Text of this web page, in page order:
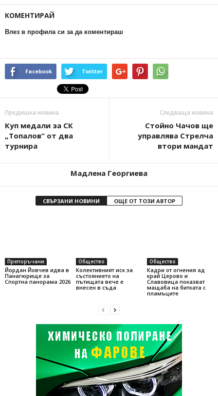
КОМЕНТИРАЙ
Влез в профила си за да коментираш
Facebook Twitter
Предишна новина
Куп медали за СК
„Топалов“ от два
турнира
Следваща новина
Стойно Чачов ще
управлява Стрелча
втори мандат
Мадлена Георгиева
СВЪРЗАНИ НОВИНИ ОЩЕ ОТ ТОЗИ АВТОР
Препоръчани
Йордан Йовчев идва в
Панагюрище за
Спортна панорама 2026
Общество
Колективният иск за
състоянието на
пътищата вече е
внесен в съда
Общество
Кадри от огнения ад
край Церово и
Славовица показват
мащаба на битката с
пламъците